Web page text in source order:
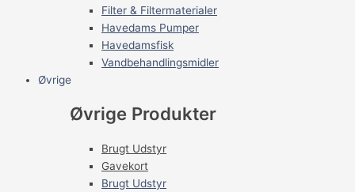
Filter & Filtermaterialer
Havedams Pumper
Havedamsfisk
Vandbehandlingsmidler
Øvrige
Øvrige Produkter
Brugt Udstyr
Gavekort
Brugt Udstyr